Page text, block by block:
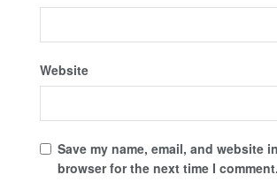
Website
Save my name, email, and website
browser for the next time I comment.